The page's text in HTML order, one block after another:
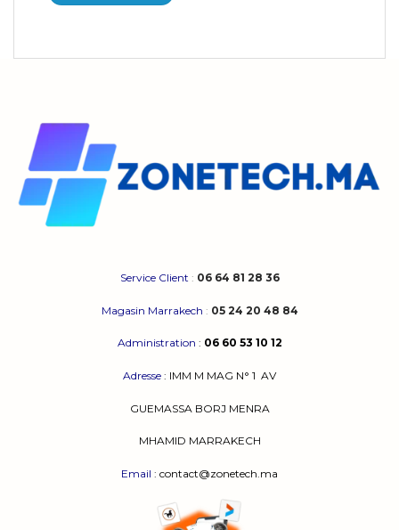
Service Client : 06 64 81 28 36
Magasin Marrakech : 05 24 20 48 84
Administration : 06 60 53 10 12
Adresse : IMM M MAG N° 1 AV
GUEMASSA BORJ MENRA
MHAMID MARRAKECH
Email : contact@zonetech.ma